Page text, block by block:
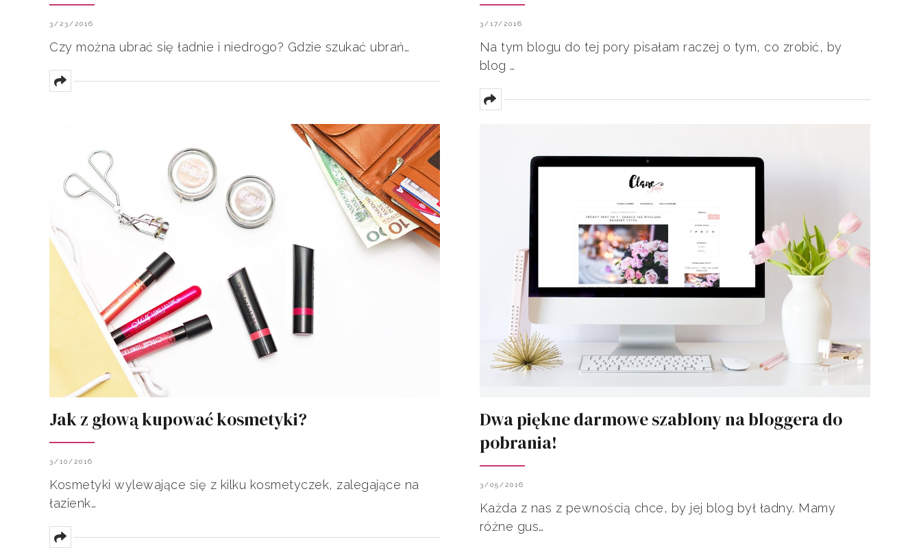
3/23/2016
Czy można ubrać się ładnie i niedrogo? Gdzie szukać ubrań…
3/17/2016
Na tym blogu do tej pory pisałam raczej o tym, co zrobić, by
blog …
Jak z głową kupować kosmetyki?
3/10/2016
Kosmetyki wylewające się z kilku kosmetyczek, zalegające na
łazienk…
Dwa piękne darmowe szablony na bloggera do
pobrania!
3/05/2016
Każda z nas z pewnością chce, by jej blog był ładny. Mamy
różne gus…